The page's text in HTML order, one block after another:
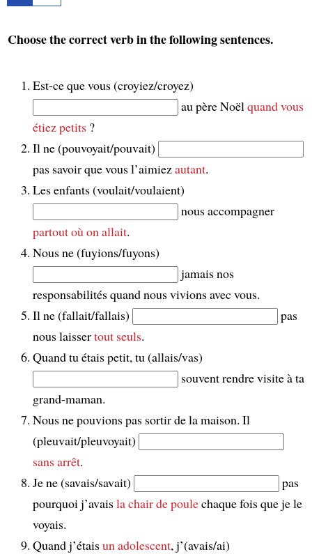
Choose the correct verb in the following sentences.
Est-ce que vous (croyiez/croyez)
au père Noël quand vous
étiez petits?
Il ne (pouvoyait/pouvait)
pas savoir que vous l’aimiezautant.
Les enfants (voulait/voulaient)
nous accompagner
partout où on allait.
Nous ne (fuyions/fuyons)
jamais nos
responsabilités quand nous vivions avec vous.
Il ne (fallait/fallais)
pas
nous laissertout seuls.
Quand tu étais petit, tu (allais/vas)
souvent rendre visite à ta
grand-maman.
Nous ne pouvions pas sortir de la maison. Il
(pleuvait/pleuvoyait)
sans arrêt.
Je ne (savais/savait)
pas
pourquoi j’avaisla chair de poulechaque fois que je le
voyais.
Quand j’étaisun adolescent, j’(avais/ai)